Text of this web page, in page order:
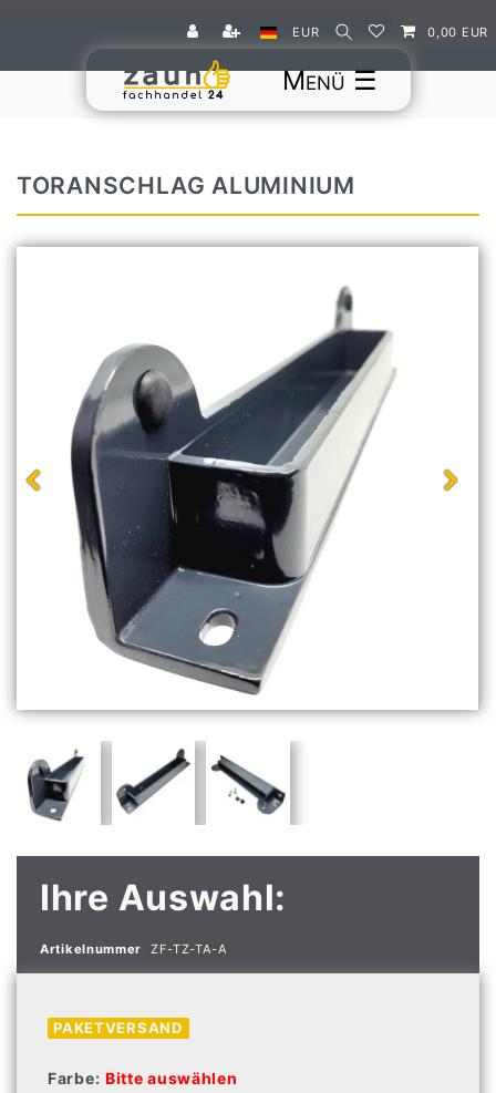
EUR 0,00 EUR
☰
TORANSCHLAG ALUMINIUM
Ihre Auswahl:
Artikelnummer ZF-TZ-TA-A
PAKETVERSAND
Farbe: Bitte auswählen